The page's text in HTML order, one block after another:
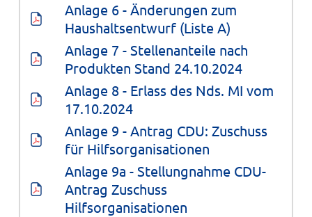
Anlage 6 - Änderungen zum
Haushaltsentwurf (Liste A)
Anlage 7 - Stellenanteile nach
Produkten Stand 24.10.2024
Anlage 8 - Erlass des Nds. MI vom
17.10.2024
Anlage 9 - Antrag CDU: Zuschuss
für Hilfsorganisationen
Anlage 9a - Stellungnahme CDU-
Antrag Zuschuss
Hilfsorganisationen